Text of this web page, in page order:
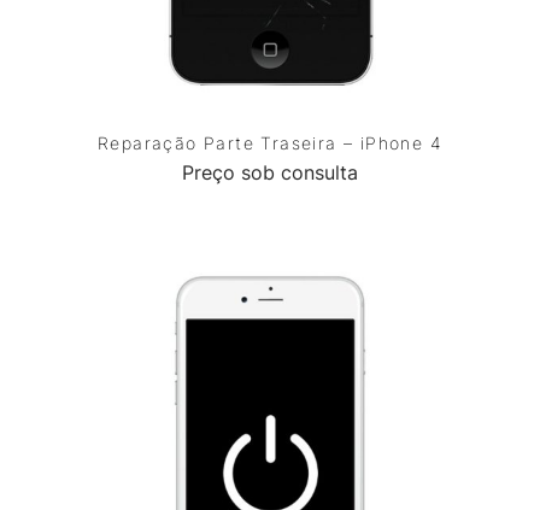
Reparação Parte Traseira – iPhone 4
Preço sob consulta